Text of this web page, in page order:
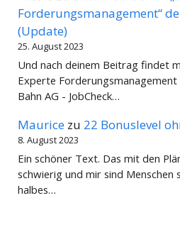
Forderungsmanagement“
(Update)
25. August 2023
Und nach deinem Beitrag findet
Experte
Bahn AG - JobCheck…
Maurice zu 22 Bonuslevel
8. August 2023
Ein schöner Text. Das mit den
schwierig und mir sind Menschen
halbes…